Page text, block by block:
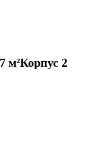
м²Корпус 2